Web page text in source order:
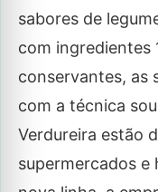
sabores de
com ingredientes
conservantes, as
com a técnica
Verdureira estão
supermercados